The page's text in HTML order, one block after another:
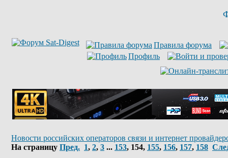
Правила форума
Профиль
Новости российских операторов связи и интернет
На страницу Пред. 1, 2, 3 ... 153, 154, 155, 156, 157, 158